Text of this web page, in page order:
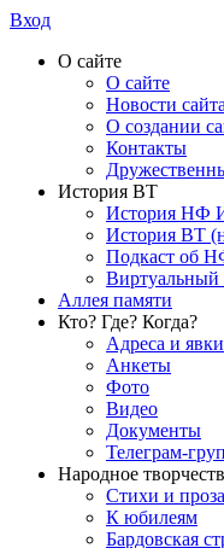
Вход
О сайте
О сайте
Новости сайта
О создании
Контакты
История ВТ
История НФ
История ВТ
Подкаст об
Виртуальный
Аллея памяти
Кто? Где? Когда?
Адреса и явки
Анкеты
Фото
Видео
Документы
Телеграм-
Народное
Стихи и проза
К юбилеям
Бардовская